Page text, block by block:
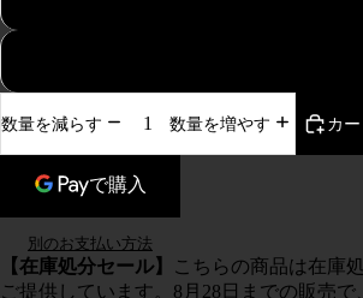
数量を減らす 数量を増やす カ
別のお支払い方法
【在庫処分セール】
こちらの商品は在庫
ご提供しています。8月28日までの販売